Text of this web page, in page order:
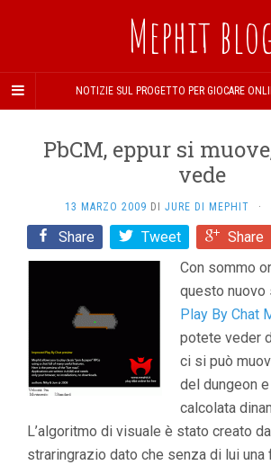
Mephit
NOTIZIE SUL PROGETTO PER GIOCARE
PbCM, eppur si
vede
13 MARZO 2009 DI JURE DI MEPHIT ·
Share Tweet
Share
Con sommo
questo nuovo
Play By Chat
potete veder
ci si può
del dungeon
calcolata
L’algoritmo di visuale è stato creato
straringrazio dato che senza di lui una